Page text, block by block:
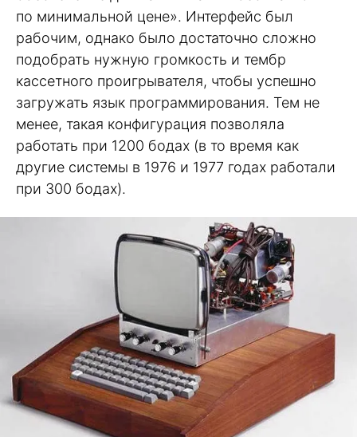
по минимальной цене». Интерфейс был
рабочим, однако было достаточно сложно
подобрать нужную громкость и тембр
кассетного проигрывателя, чтобы успешно
загружать язык программирования. Тем не
менее, такая конфигурация позволяла
работать при 1200 бодах (в то время как
другие системы в 1976 и 1977 годах работали
при 300 бодах).